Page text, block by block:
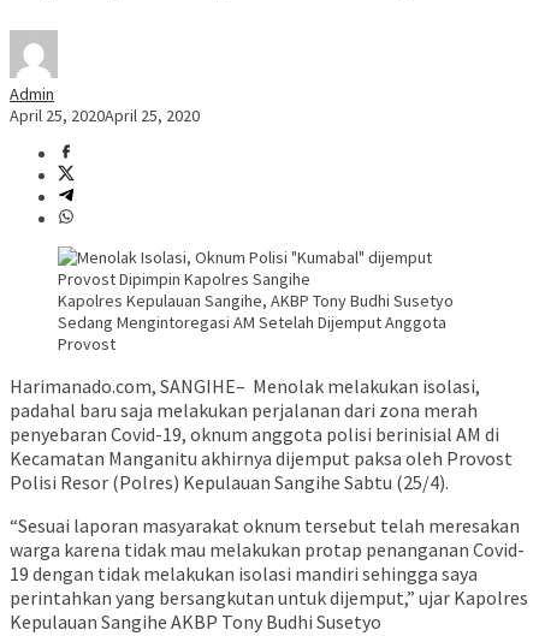
Admin
April 25, 2020April 25, 2020
Kapolres Kepulauan Sangihe, AKBP Tony Budhi Susetyo
Sedang Mengintoregasi AM Setelah Dijemput Anggota
Provost
Harimanado.com, SANGIHE– Menolak melakukan isolasi,
padahal baru saja melakukan perjalanan dari zona merah
penyebaran Covid-19, oknum anggota polisi berinisial AM di
Kecamatan Manganitu akhirnya dijemput paksa oleh Provost
Polisi Resor (Polres) Kepulauan Sangihe Sabtu (25/4).
“Sesuai laporan masyarakat oknum tersebut telah meresakan
warga karena tidak mau melakukan protap penanganan Covid-
19 dengan tidak melakukan isolasi mandiri sehingga saya
perintahkan yang bersangkutan untuk dijemput,” ujar Kapolres
Kepulauan Sangihe AKBP Tony Budhi Susetyo